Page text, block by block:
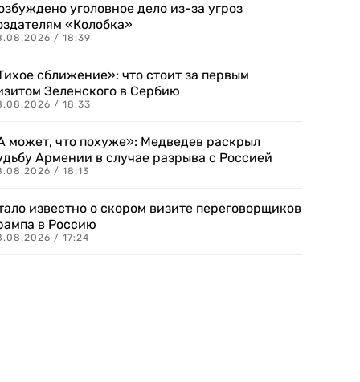
уголовное дело из-за угроз
«Колобка»
/ 18:39
сближение»: что стоит за первым
Зеленского в Сербию
/ 18:33
может, что похуже»: Медведев раскрыл
Армении в случае разрыва с Россией
/ 18:13
известно о скором визите переговорщиков
в Россию
/ 17:24